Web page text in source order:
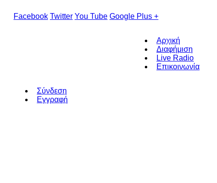
Facebook Twitter You Tube Google Plus +
Αρχική
Διαφήμιση
Live Radio
Επικοινωνία
Σύνδεση
Εγγραφή